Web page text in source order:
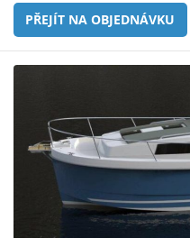
PŘEJÍT NA OBJEDNÁVKU